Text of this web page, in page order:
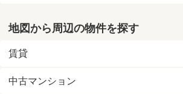
地図から周辺の物件を探す
賃貸
中古マンション